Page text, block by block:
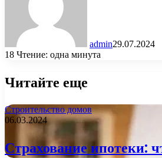
admin29.07.2024
18 Чтение: одна минута
Читайте еще
Строительство домов
06.03.2024
Страхование ипотеки: